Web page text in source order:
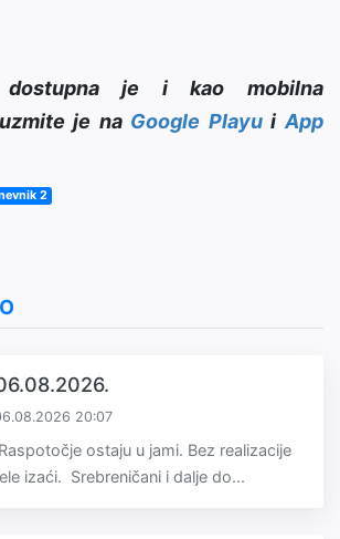
dostupna je i kao mobilna
je na Google PlayuiApp
2
20:07
ostaju u jami. Bez realizacije
izaći. Srebreničani i dalje do...